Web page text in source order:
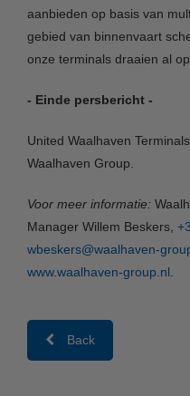
aanbieden op basis van
gebied van binnenvaart
onze terminals draaien al op
- Einde persbericht -
United Waalhaven
Waalhaven Group.
Voor meer informatie:
Manager Willem Beskers,
wbeskers@waalhaven-
www.waalhaven-group.nl
Back